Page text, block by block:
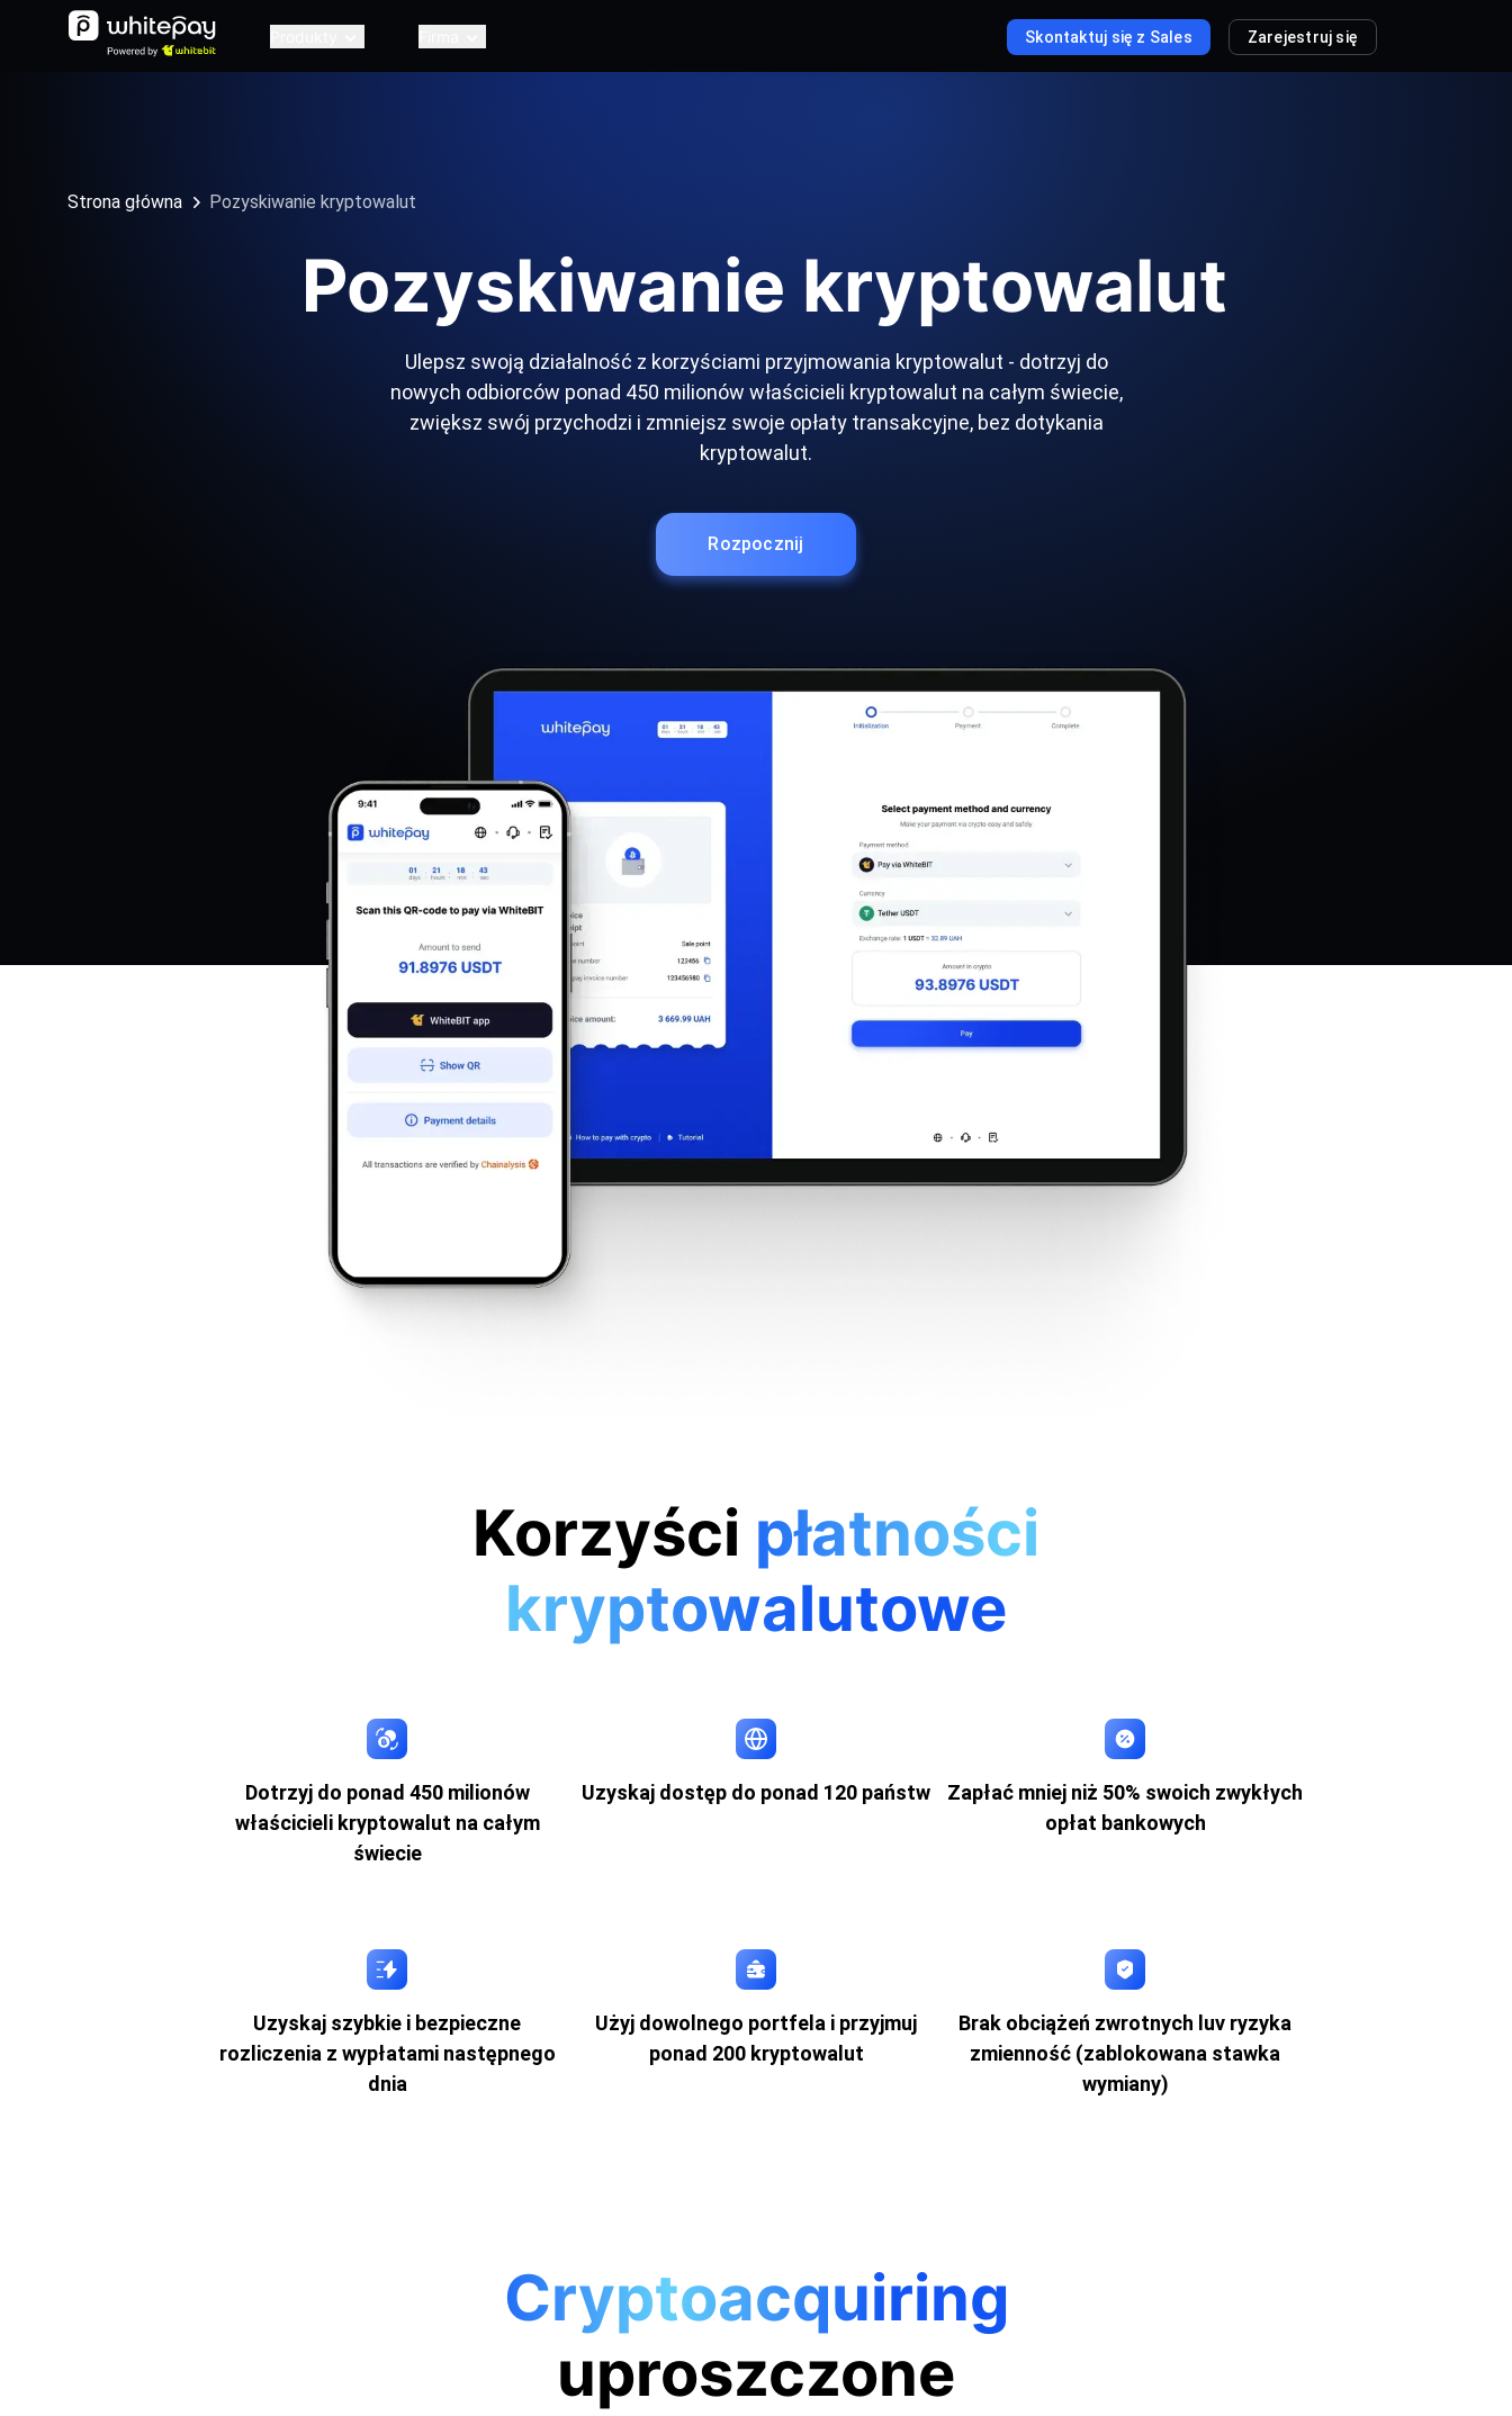
Skontaktuj się z Sales Zarejestruj się
Strona główna Pozyskiwanie kryptowalut
Pozyskiwanie kryptowalut
Ulepsz swoją działalność z korzyściami przyjmowania kryptowalut - dotrzyj do
nowych odbiorców ponad 450 milionów właścicieli kryptowalut na całym świecie,
zwiększ swój przychodzi i zmniejsz swoje opłaty transakcyjne, bez dotykania
kryptowalut.
Rozpocznij
Korzyści płatności
kryptowalutowe
Dotrzyj do ponad 450 milionów
właścicieli kryptowalut na całym
świecie
Uzyskaj dostęp do ponad 120 państw
Zapłać mniej niż 50% swoich zwykłych
opłat bankowych
Uzyskaj szybkie i bezpieczne
rozliczenia z wypłatami następnego
dnia
Użyj dowolnego portfela i przyjmuj
ponad 200 kryptowalut
Brak obciążeń zwrotnych luv ryzyka
zmienność (zablokowana stawka
wymiany)
Cryptoacquiring
uproszczone